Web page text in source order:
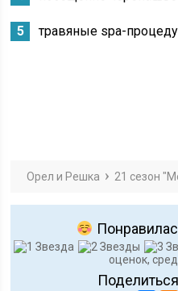
травяные spa-
Орел и Решка 21 сезон
оценок,